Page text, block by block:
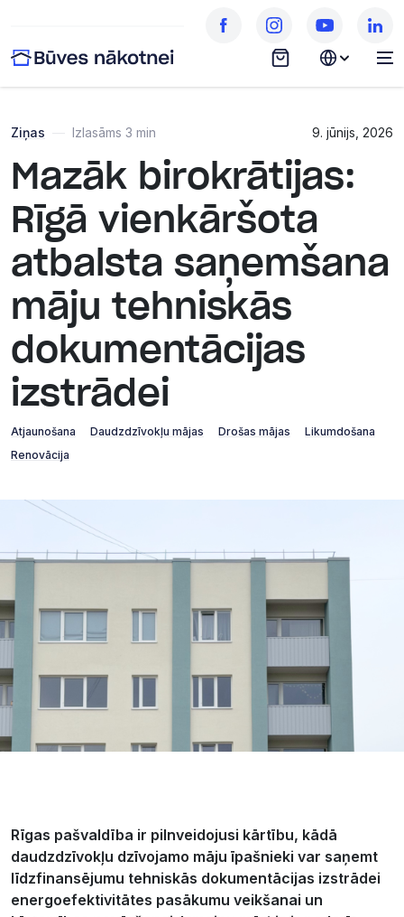
Ziņas Izlasāms 3 min 9. jūnijs, 2026
Mazāk birokrātijas:
Rīgā vienkāršota
atbalsta saņemšana
māju tehniskās
dokumentācijas
izstrādei
Atjaunošana Daudzdzīvokļu mājas Drošas mājas
Likumdošana
Renovācija
Rīgas pašvaldība ir pilnveidojusi kārtību, kādā
daudzdzīvokļu dzīvojamo māju īpašnieki var saņemt
līdzfinansējumu tehniskās dokumentācijas izstrādei
energoefektivitātes pasākumu veikšanai un